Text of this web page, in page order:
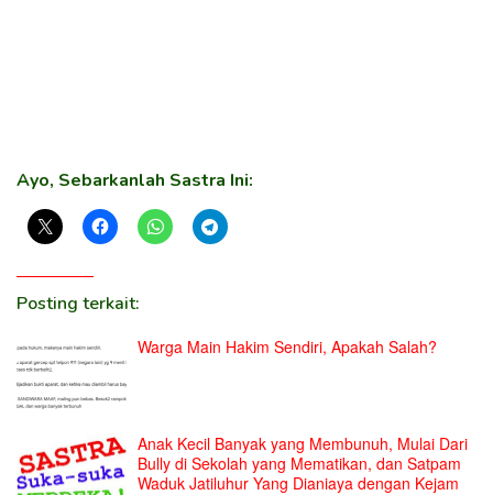
Ayo, Sebarkanlah Sastra Ini:
Posting terkait:
Warga Main Hakim Sendiri, Apakah Salah?
Anak Kecil Banyak yang Membunuh, Mulai Dari
Bully di Sekolah yang Mematikan, dan Satpam
Waduk Jatiluhur Yang Dianiaya dengan Kejam